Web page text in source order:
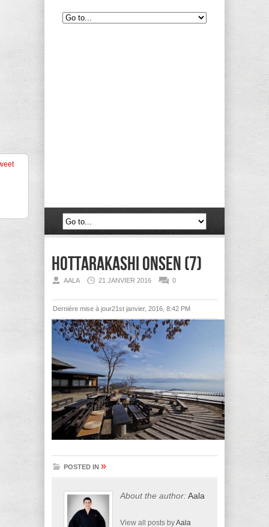
Hottarakashi Onsen (7)
AALA 21 JANVIER 2016 0
Dernière mise à jour21st janvier, 2016, 8:42 PM
POSTED IN »
About the author:Aala
View all posts byAala